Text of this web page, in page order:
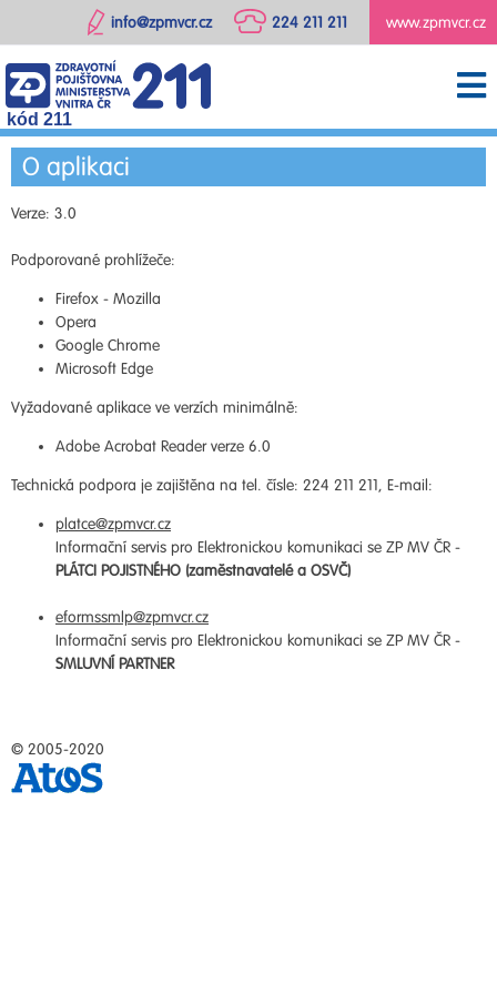
www.zpmvcr.cz
224 211 211
info@zpmvcr.cz
kód 211
O aplikaci
Verze: 3.0
Podporované prohlížeče:
Firefox - Mozilla
Opera
Google Chrome
Microsoft Edge
Vyžadované aplikace ve verzích minimálně:
Adobe Acrobat Reader verze 6.0
Technická podpora je zajištěna na tel. čísle: 224 211 211, E-mail:
platce@zpmvcr.cz
Informační servis pro Elektronickou komunikaci se ZP MV ČR -
PLÁTCI POJISTNÉHO (zaměstnavatelé a OSVČ)
eformssmlp@zpmvcr.cz
Informační servis pro Elektronickou komunikaci se ZP MV ČR -
SMLUVNÍ PARTNER
© 2005-2020